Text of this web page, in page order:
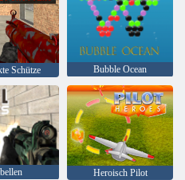
Schütze Bubble Ocean
Heroisch Pilot